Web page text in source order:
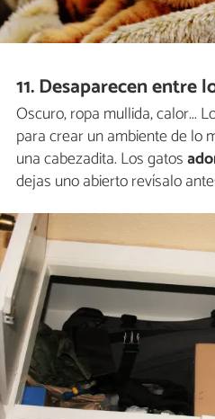
11. Desaparecen entre
Oscuro, ropa mullida, calor...
para crear un ambiente de lo
una cabezadita. Los gatos
dejas uno abierto revísalo